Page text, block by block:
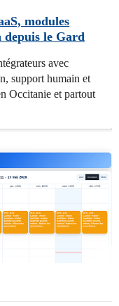
modules
le Gard
avec
support humain et
Occitanie et partout